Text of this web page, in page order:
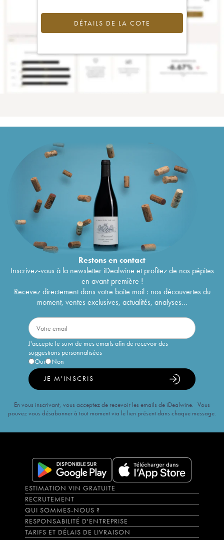
DÉTAILS DE LA COTE
Restons encontact
Inscrivez-vous à la newsletter iDealwine et profitez de nos pépites
en avant-première !
Recevez directement dans votre boîte mail : nos découvertes du
moment, ventes exclusives, actualités, analyses...
J'accepte le suivi de mes emails afin de recevoir des
suggestions personnalisées
Oui
Non
JE M'INSCRIS
En vous inscrivant, vous acceptez de recevoir les emails de iDealwine. Vous
pouvez vous désabonner à tout moment via le lien présent dans chaque message.
ESTIMATION VIN GRATUITE
RECRUTEMENT
QUI SOMMES-NOUS ?
RESPONSABILITÉ D'ENTREPRISE
TARIFS ET DÉLAIS DE LIVRAISON